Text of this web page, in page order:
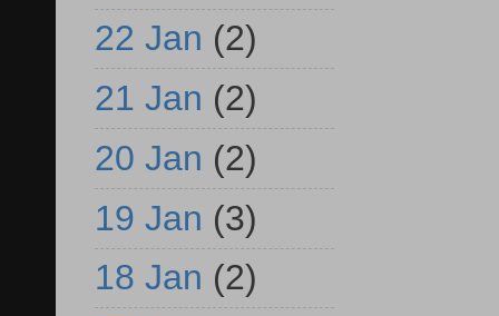
22 Jan (2)
21 Jan (2)
20 Jan (2)
19 Jan (3)
18 Jan (2)